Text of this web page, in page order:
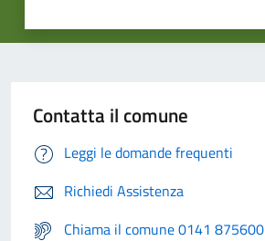
Contatta il comune
Leggi le domande frequenti
Richiedi Assistenza
Chiama il comune 0141 875600